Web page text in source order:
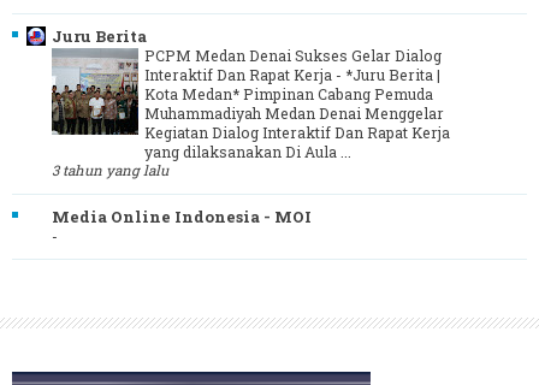
Juru Berita
PCPM Medan Denai Sukses Gelar Dialog
Interaktif Dan Rapat Kerja - *Juru Berita |
Kota Medan* Pimpinan Cabang Pemuda
Muhammadiyah Medan Denai Menggelar
Kegiatan Dialog Interaktif Dan Rapat Kerja
yang dilaksanakan Di Aula ...
3 tahun yang lalu
Media Online Indonesia - MOI
-